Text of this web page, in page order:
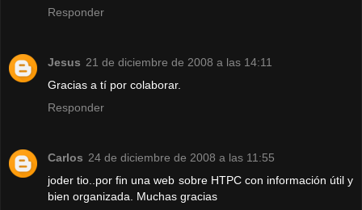
Responder
Jesus 21 de diciembre de 2008 a las 14:11
Gracias a tí por colaborar.
Responder
Carlos 24 de diciembre de 2008 a las 11:55
joder tio..por fin una web sobre HTPC con información útil y
bien organizada. Muchas gracias